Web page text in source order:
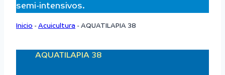
semi-intensivos.
Inicio - Acuicultura - AQUATILAPIA 38
AQUATILAPIA 38